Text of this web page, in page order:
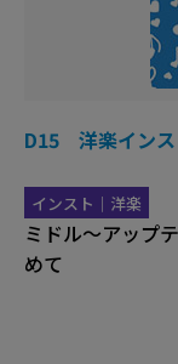
D15 洋楽イン
インスト｜洋楽
ミドル～アップ
めて